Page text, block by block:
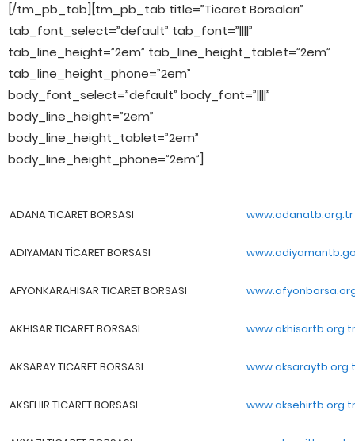
[/tm_pb_tab][tm_pb_tab title=”Ticaret Borsaları”
tab_font_select=”default” tab_font=”||||”
tab_line_height=”2em” tab_line_height_tablet=”2em”
tab_line_height_phone=”2em”
body_font_select=”default” body_font=”||||”
body_line_height=”2em”
body_line_height_tablet=”2em”
body_line_height_phone=”2em”]
ADANA TICARET BORSASI www.adanatb.org.tr
ADIYAMAN TİCARET BORSASI
AFYONKARAHİSAR TİCARET BORSASI
AKHISAR TICARET BORSASI www.akhisartb.org.tr
AKSARAY TICARET BORSASI
AKSEHIR TICARET BORSASI